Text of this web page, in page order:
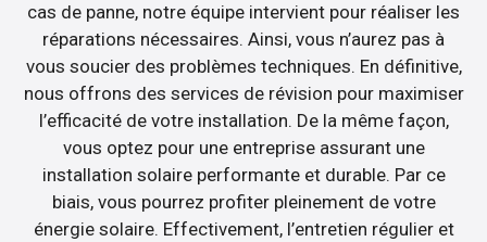
cas de panne, notre équipe intervient pour réaliser les
réparations nécessaires. Ainsi, vous n’aurez pas à
vous soucier des problèmes techniques. En définitive,
nous offrons des services de révision pour maximiser
l’efficacité de votre installation. De la même façon,
vous optez pour une entreprise assurant une
installation solaire performante et durable. Par ce
biais, vous pourrez profiter pleinement de votre
énergie solaire. Effectivement, l’entretien régulier et